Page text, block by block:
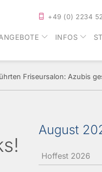
+49 (0) 2234
INFOS
Friseursalon: Azubis
August
Hoffest 2026